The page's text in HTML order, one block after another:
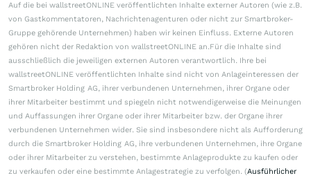
Auf die bei wallstreetONLINE veröffentlichten Inhalte externer Autoren (wie z.B.
von Gastkommentatoren, Nachrichtenagenturen oder nicht zur Smartbroker-
Gruppe gehörende Unternehmen) haben wir keinen Einfluss. Externe Autoren
gehören nicht der Redaktion von wallstreetONLINE an.Für die Inhalte sind
ausschließlich die jeweiligen externen Autoren verantwortlich. Ihre bei
wallstreetONLINE veröffentlichten Inhalte sind nicht von Anlageinteressen der
Smartbroker Holding AG, ihrer verbundenen Unternehmen, ihrer Organe oder
ihrer Mitarbeiter bestimmt und spiegeln nicht notwendigerweise die Meinungen
und Auffassungen ihrer Organe oder ihrer Mitarbeiter bzw. der Organe ihrer
verbundenen Unternehmen wider. Sie sind insbesondere nicht als Aufforderung
durch die Smartbroker Holding AG, ihre verbundenen Unternehmen, ihre Organe
oder ihrer Mitarbeiter zu verstehen, bestimmte Anlageprodukte zu kaufen oder
zu verkaufen oder eine bestimmte Anlagestrategie zu verfolgen. (Ausführlicher